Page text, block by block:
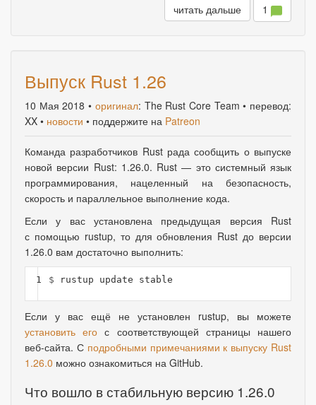
читать дальше 1
Выпуск Rust 1.26
10 Мая 2018• оригинал: The Rust Core Team • перевод:
XX • новости • поддержите на Patreon
Команда разработчиков Rust рада сообщить о выпуске
новой версии Rust: 1.26.0. Rust — это системный язык
программирования, нацеленный на безопасность,
скорость и параллельное выполнение кода.
Если у вас установлена предыдущая версия Rust
с помощью rustup, то для обновления Rust до версии
1.26.0 вам достаточно выполнить:
1 $
Если у вас ещё не установлен rustup, вы можете
установить его с соответствующей страницы нашего
веб-сайта. С подробными примечаниями к выпуску Rust
1.26.0 можно ознакомиться на GitHub.
Что вошло в стабильную версию 1.26.0